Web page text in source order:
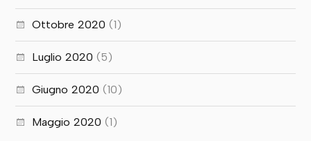
Ottobre 2020 (1)
Luglio 2020 (5)
Giugno 2020 (10)
Maggio 2020 (1)